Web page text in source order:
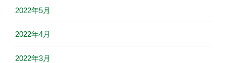
2022年5月
2022年4月
2022年3月